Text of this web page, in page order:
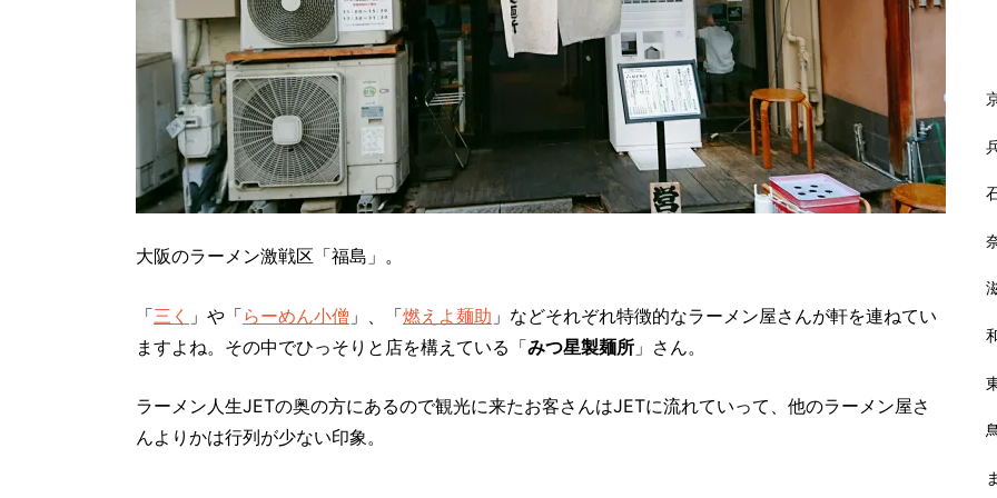
大阪のラーメン激戦区「福島」。
「三く 」や「らーめん小僧 」、「燃えよ麺助 」などそれぞれ特徴的なラーメン屋さんが軒を連ねてい
ますよね。その中でひっそりと店を構えている「みつ星製麺所 」さん。
ラーメン人生JETの奥の方にあるので観光に来たお客さんはJETに流れていって、他のラーメン屋さ
んよりかは行列が少ない印象。